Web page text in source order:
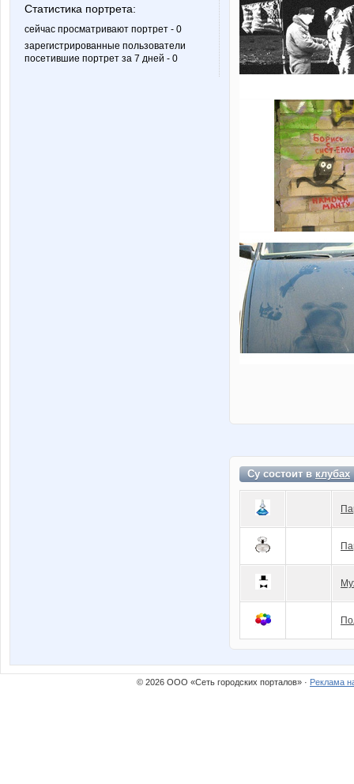
Статистика портрета:
сейчас просматривают портрет - 0
зарегистрированные пользователи
посетившие портрет за 7 дней - 0
Су состоит вклубах
© 2026 ООО «Сеть городских порталов» · Реклама